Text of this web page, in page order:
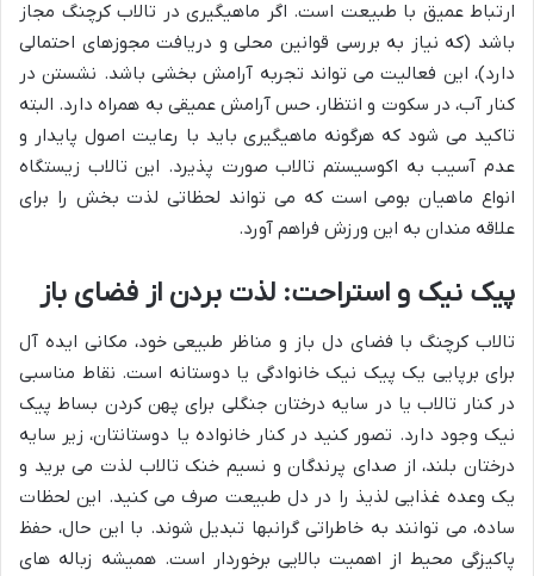
ارتباط عمیق با طبیعت است. اگر ماهیگیری در تالاب کرچنگ مجاز
باشد (که نیاز به بررسی قوانین محلی و دریافت مجوزهای احتمالی
دارد)، این فعالیت می تواند تجربه آرامش بخشی باشد. نشستن در
کنار آب، در سکوت و انتظار، حس آرامش عمیقی به همراه دارد. البته
تاکید می شود که هرگونه ماهیگیری باید با رعایت اصول پایدار و
عدم آسیب به اکوسیستم تالاب صورت پذیرد. این تالاب زیستگاه
انواع ماهیان بومی است که می تواند لحظاتی لذت بخش را برای
علاقه مندان به این ورزش فراهم آورد.
پیک نیک و استراحت: لذت بردن از فضای باز
تالاب کرچنگ با فضای دل باز و مناظر طبیعی خود، مکانی ایده آل
برای برپایی یک پیک نیک خانوادگی یا دوستانه است. نقاط مناسبی
در کنار تالاب یا در سایه درختان جنگلی برای پهن کردن بساط پیک
نیک وجود دارد. تصور کنید در کنار خانواده یا دوستانتان، زیر سایه
درختان بلند، از صدای پرندگان و نسیم خنک تالاب لذت می برید و
یک وعده غذایی لذیذ را در دل طبیعت صرف می کنید. این لحظات
ساده، می توانند به خاطراتی گرانبها تبدیل شوند. با این حال، حفظ
پاکیزگی محیط از اهمیت بالایی برخوردار است. همیشه زباله های